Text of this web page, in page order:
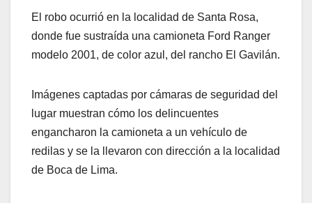
El robo ocurrió en la localidad de Santa Rosa,
donde fue sustraída una camioneta Ford Ranger
modelo 2001, de color azul, del rancho El Gavilán.
Imágenes captadas por cámaras de seguridad del
lugar muestran cómo los delincuentes
engancharon la camioneta a un vehículo de
redilas y se la llevaron con dirección a la localidad
de Boca de Lima.